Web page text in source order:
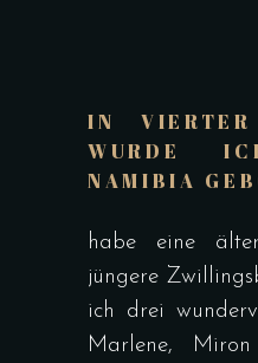
IN VIERTER
WURDE
NAMIBIA
habe eine
jüngere
ich drei
Marlene,